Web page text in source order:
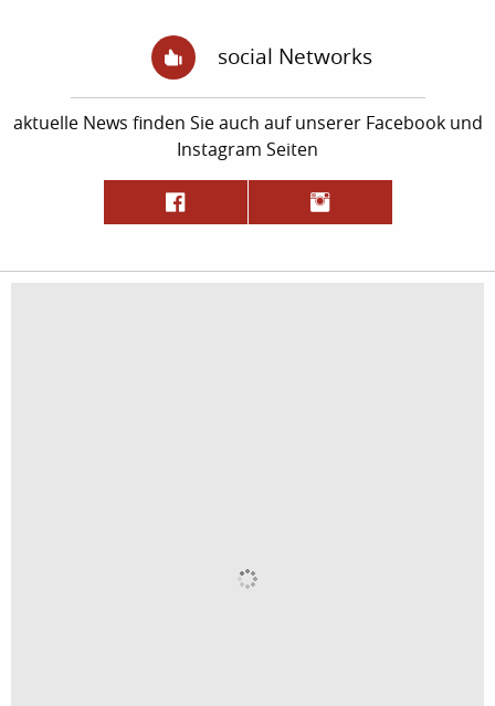
social Networks
aktuelle News finden Sie auch auf unserer Facebook und
Instagram Seiten